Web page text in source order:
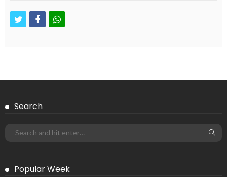
twitterfacebookwhatsapp
Search
Popular Week